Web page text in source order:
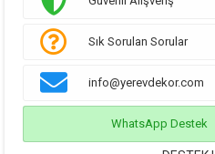
Sık Sorulan Sorular
info@yerevdekor.com
WhatsApp Destek